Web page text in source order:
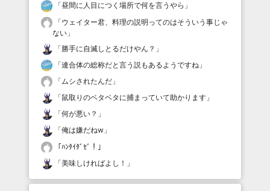
「昼間に人目につく場所で何を言うやら 」
「ウェイター君、料理の説明ってのはそういう事じゃ
ない 」
「勝手に自滅しとるだけやん？ 」
「連合体の総称だと言う説もあるようですね 」
「 ムシされたんだ 」
「鼠取りのベタベタに捕まっていて助かります 」
「何が悪い？ 」
「俺は嫌だねw 」
「ﾊﾝﾀｲﾀﾞｾﾞ！ 」
「美味しければよし！ 」